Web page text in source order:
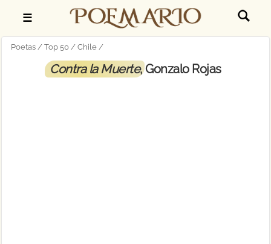
☰
Poetas Top 50 Chile
Contra la Muerte, Gonzalo Rojas